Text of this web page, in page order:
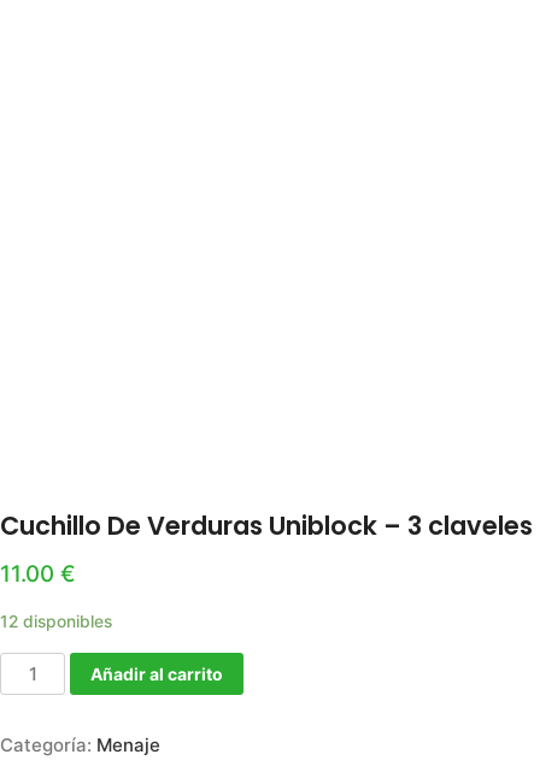
Cuchillo De Verduras Uniblock – 3 claveles
11.00 €
12 disponibles
Añadir al carrito
Categoría: Menaje